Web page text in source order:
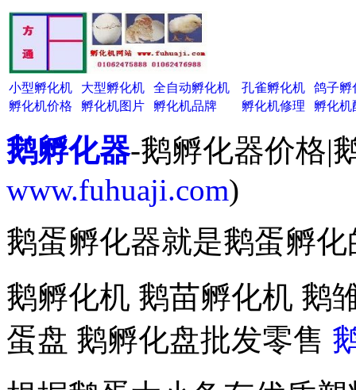
小型孵化机 大型孵化机 全自动孵化机 孔雀孵化机
鸽子孵
孵化机价格
孵化机图片 孵化机品牌 孵化机修理 孵化机
鹅孵化器-鹅孵化器价格|
www.fuhuaji.com)
鹅蛋孵化器就是鹅蛋孵化
鹅孵化机 鹅苗孵化机 鹅
蛋盘 鹅孵化盘批发零售